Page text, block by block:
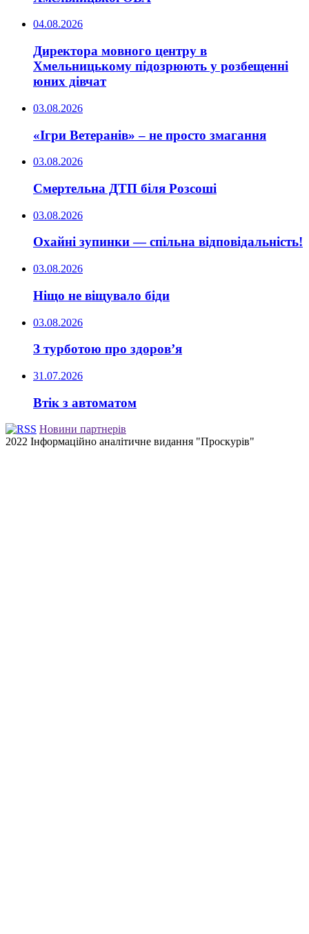
04.08.2026
Директора мовного центру в
Хмельницькому підозрюють у розбещенні
юних дівчат
03.08.2026
«Ігри Ветеранів» – не просто змагання
03.08.2026
Смертельна ДТП біля Розсоші
03.08.2026
Охайні зупинки — спільна відповідальність!
03.08.2026
Ніщо не віщувало біди
03.08.2026
З турботою про здоров’я
31.07.2026
Втік з автоматом
Новини партнерів
2022 Інформаційно аналітичне видання "Проскурів"